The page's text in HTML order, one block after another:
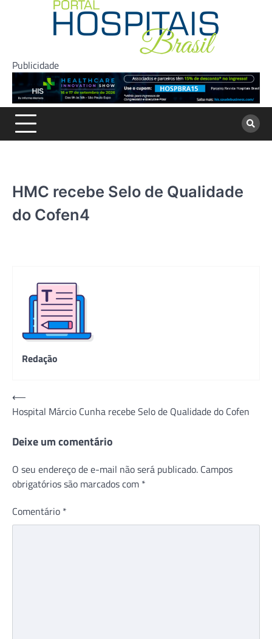
Publicidade
HMC recebe Selo de Qualidade
do Cofen4
Redação
Navegação
de
Post
⟵
Hospital Márcio Cunha recebe Selo de Qualidade do Cofen
Deixe um comentário
O seu endereço de e-mail não será publicado. Campos
obrigatórios são marcados com *
Comentário *